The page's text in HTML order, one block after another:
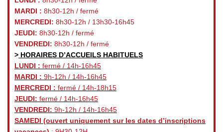
MARDI : 8h30-12h / fermé
MERCREDI: 8h30-12h / 13h30-16h45
JEUDI: 8h30-12h / fermé
VENDREDI: 8h30-12h / fermé
> HORAIRES D’ACCUEILS HABITUELS
LUNDI : fermé / 14h-16h45
MARDI : 9h-12h / 14h-16h45
MERCREDI : fermé / 14h-18h15
JEUDI: fermé / 14h-16h45
VENDREDI: 9h-12h / 14h-16h45
SAMEDI (ouvert uniquement sur les dates d’inscriptions